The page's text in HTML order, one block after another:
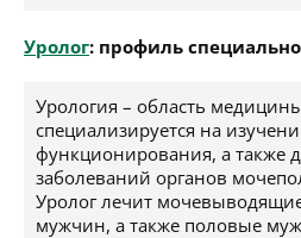
Уролог: профиль
Урология – область
специализируется на
функционирования, а также
заболеваний органов
Уролог лечит
мужчин, а также половые